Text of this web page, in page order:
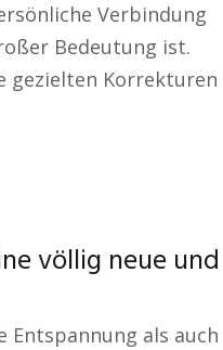
Verbindung
Bedeutung ist.
gezielten Korrekturen
völlig neue und
Entspannung als auch